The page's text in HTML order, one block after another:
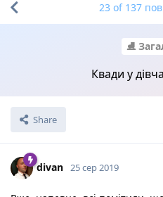
⛸
Квади у
Share
23 of 137
divan 25 сер 2019